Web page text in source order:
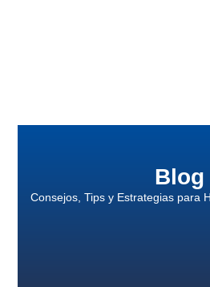
Blog
Consejos, Tips y Estrategias para